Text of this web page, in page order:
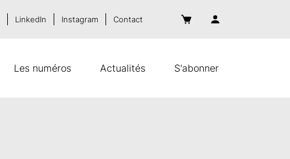
Les numéros Actualités S'abonner
LinkedIn Instagram Contact